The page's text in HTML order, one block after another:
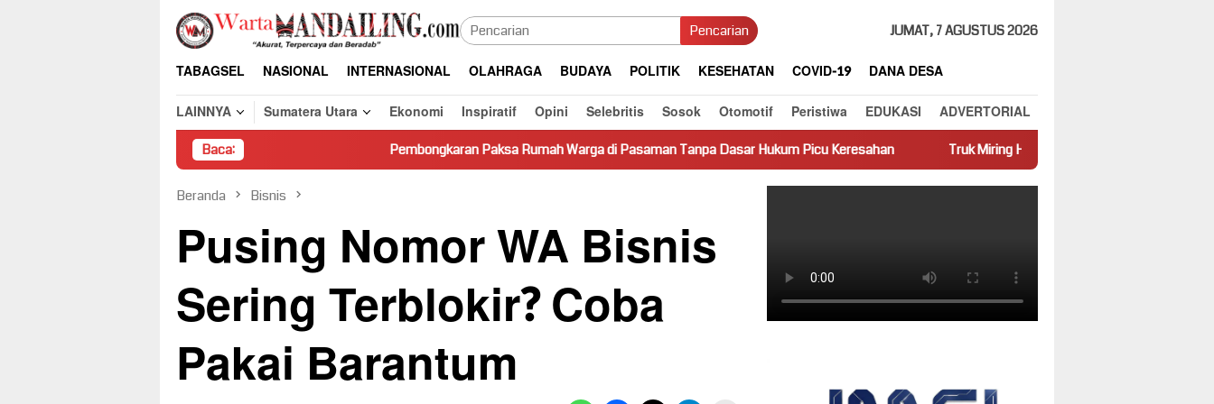
Loncat
konten
Pencarian JUMAT, 7 AGUSTUS 2026
TABAGSEL NASIONAL INTERNASIONAL OLAHRAGA BUDAYA POLITIK KESEHATAN COVID-19
DANA DESA
LAINNYA
Sumatera Utara Ekonomi Inspiratif Opini Selebritis Sosok Otomotif Peristiwa EDUKASI ADVERTORIAL
Baca: Pembongkaran Paksa Rumah Warga di Pasaman Tanpa Dasar Hukum Picu Keresahan Truk Miring Hambat Arus Lalu Lintas di Jalan Panti–Simpang
Beranda Bisnis
Pusing Nomor WA Bisnis
Sering Terblokir? Coba
Pakai Barantum